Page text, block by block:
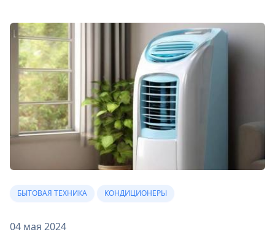
БЫТОВАЯ ТЕХНИКА КОНДИЦИОНЕРЫ
04 мая 2024